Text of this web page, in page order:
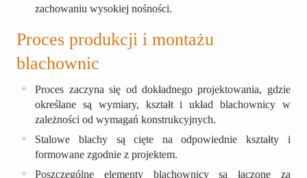
zachowaniu wysokiej nośności.
Proces produkcji i montażu
blachownic
Proces zaczyna się od dokładnego projektowania, gdzie
określane są wymiary, kształt i układ blachownicy w
zależności od wymagań konstrukcyjnych.
Stalowe blachy są cięte na odpowiednie kształty i
formowane zgodnie z projektem.
Poszczególne elementy blachownicy są łączone za